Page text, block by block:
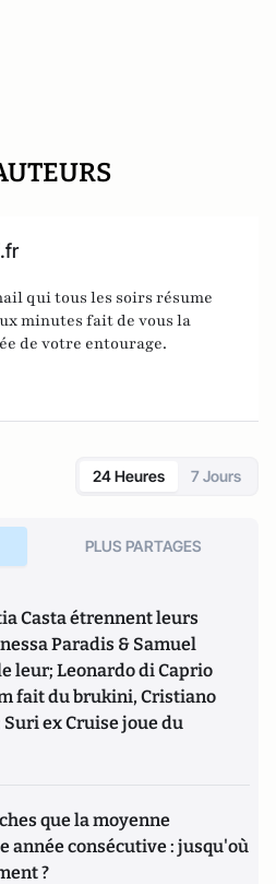
qui tous les soirs résume
minutes fait de vous la
de votre entourage.
24 Heures 7 Jours
PLUS PARTAGES
Casta étrennent leurs
Paradis & Samuel
leur; Leonardo di Caprio
fait du brukini, Cristiano
ex Cruise joue du
que la moyenne
année consécutive : jusqu'où
?